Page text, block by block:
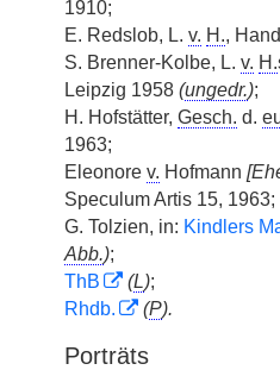
1910;
E. Redslob, L. v. H.,
S. Brenner-Kolbe, L. v. H.
Leipzig 1958 (ungedr.);
H. Hofstätter, Gesch. d.
1963;
Eleonore v. Hofmann
Speculum Artis 15, 1963;
G. Tolzien, in: Kindlers
Abb.);
ThB
(L);
Rhdb.
(P).
Porträts